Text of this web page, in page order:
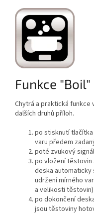
Funkce "Boil"
Chytrá a praktická
dalších druhů příloh.
po stisknutí
varu předem
poté zvukový
po vložení
deska automaticky
udržení mírného
a velikosti těstovin)
po dokončení
jsou těstoviny